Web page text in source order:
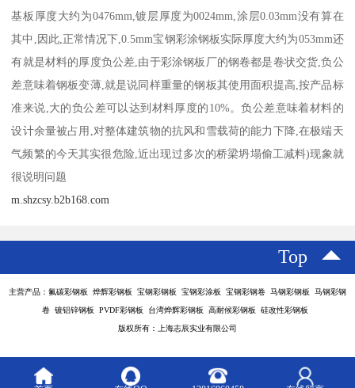
基板厚度大约为0476mm,镀层厚度为0024mm,涂层0.03mm没有算在
其中,因此,正常情况下,0.5mm宝钢彩涂钢板实际厚度大约为053mm还
有就是材料的厚度负公差,由于彩涂钢板厂的钢卷都是卷状交货,负公
差意味着钢板变薄,就是说同样重量的钢板其使用面积提高,按产品标
准来说,大的负公差可以达到材料厚度的10%。负公差意味着材料的
设计余量被占用,对整体建筑物的抗风和雪载荷的能力下降,在极端天
气频繁的今天其实很危险,近出现过多次的桥梁坍塌偷工减料)现象就
很说明问题
m.shzcsy.b2b168.com
Top
主营产品：氟碳彩钢板 烨辉彩钢板 宝钢彩钢板 宝钢彩涂板 宝钢彩钢卷 马钢彩钢板 马钢彩钢
卷 镀铝锌钢板 PVDF彩钢板 台湾烨辉彩钢板 高耐候彩钢板 硅改性彩钢板
版权所有：上海志辰实业有限公司